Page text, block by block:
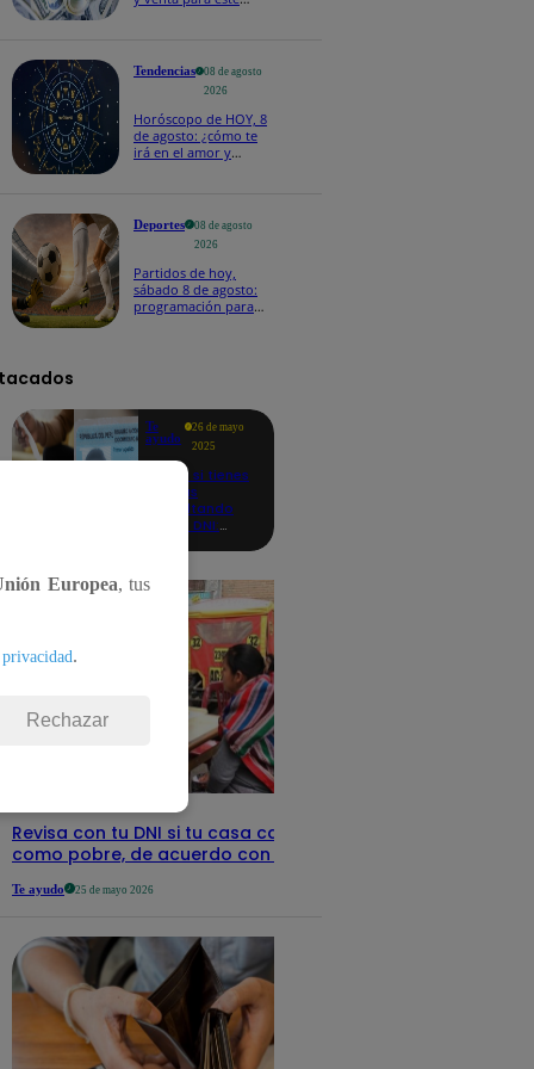
Tendencias
08 de agosto
2026
Horóscopo de HOY, 8
de agosto: ¿cómo te
irá en el amor y
Deportes
08 de agosto
2026
Partidos de hoy,
sábado 8 de agosto:
programación para
Te
ayudo
26 de mayo
2025
Revisa si tienes
deudas
consultando
con tu DNI:
detalles
Revisa con tu DNI si tu casa califica
como pobre, de acuerdo con el Sisfoh
Te ayudo 25 de mayo 2026
Europea, tus
.
Rechazar